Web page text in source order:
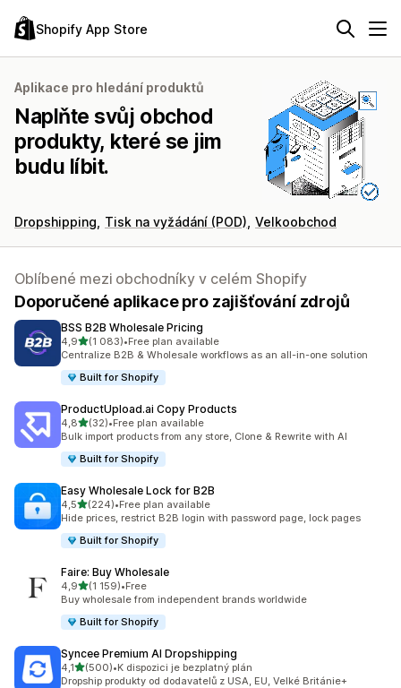
Shopify App Store
Aplikace pro hledání produktů
Naplňte svůj obchod
produkty, které se jim
budu líbit.
Dropshipping Tisk na vyžádání (POD) Velkoobchod
Oblíbené mezi obchodníky v celém Shopify
Doporučené aplikace pro zajišťování zdrojů
BSS B2B Wholesale Pricing
4,9z 5 hvězd
(1 083)
Celkový počet recenzí: 1083
•Free plan available
Centralize B2B & Wholesale workflows as an all-in-one solution
Built for Shopify
ProductUpload.ai Copy Products
4,8z 5 hvězd
(32)
Celkový počet recenzí: 32
•Free plan available
Bulk import products from any store, Clone & Rewrite with AI
Built for Shopify
Easy Wholesale Lock for B2B
4,5z 5 hvězd
(224)
Celkový počet recenzí: 224
•Free plan available
Hide prices, restrict B2B login with password page, lock pages
Built for Shopify
Faire: Buy Wholesale
4,9z 5 hvězd
(1 159)
Celkový počet recenzí: 1159
•Free
Buy wholesale from independent brands worldwide
Built for Shopify
Syncee Premium AI Dropshipping
4,1z 5 hvězd
(500)
Celkový počet recenzí: 500
•K dispozici je bezplatný plán
Dropship produkty od dodavatelů z USA, EU, Velké Británie+